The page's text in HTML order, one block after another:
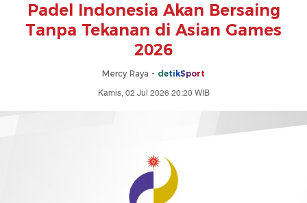
Padel Indonesia Akan Bersaing
Tanpa Tekanan di Asian Games
2026
Mercy Raya - detikSport
Kamis, 02 Jul 2026 20:20 WIB